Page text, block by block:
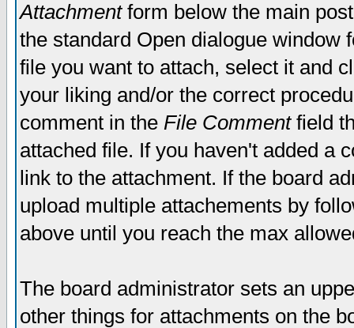
Attachmentform below the main
the standard Open dialogue window
file you want to attach, select it and
your liking and/or the correct
comment in the File Commentfield
attached file. If you haven't added a
link to the attachment. If the board
upload multiple attachements by
above until you reach the max
The board administrator sets an
other things for attachments on the